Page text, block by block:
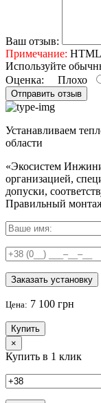
Ваш отзыв:
Примечание: HTML
Используйте
Оценка: Плохо
Отправить отзыв
Устанавливаем
области
«Экосистем
организацией,
допуски,
Правильный
Заказать установку
Цена: 7 100 грн
Купить
×
Купить в 1 клик